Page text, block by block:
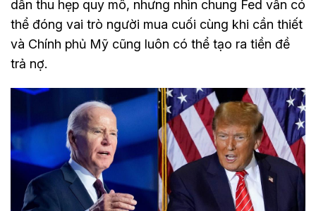
dần thu hẹp quy mô, nhưng nhìn chung Fed vẫn có
thể đóng vai trò người mua cuối cùng khi cần thiết
và Chính phủ Mỹ cũng luôn có thể tạo ra tiền đề
trả nợ.